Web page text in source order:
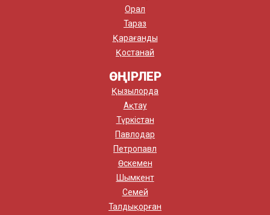
Орал
Тараз
Қарағанды
Қостанай
ӨҢІРЛЕР
Қызылорда
Ақтау
Түркістан
Павлодар
Петропавл
Өскемен
Шымкент
Семей
Талдықорған